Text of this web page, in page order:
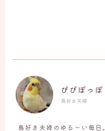
ぴぴぽっぽ
鳥好き夫婦
鳥好き夫婦のゆるーい毎日。